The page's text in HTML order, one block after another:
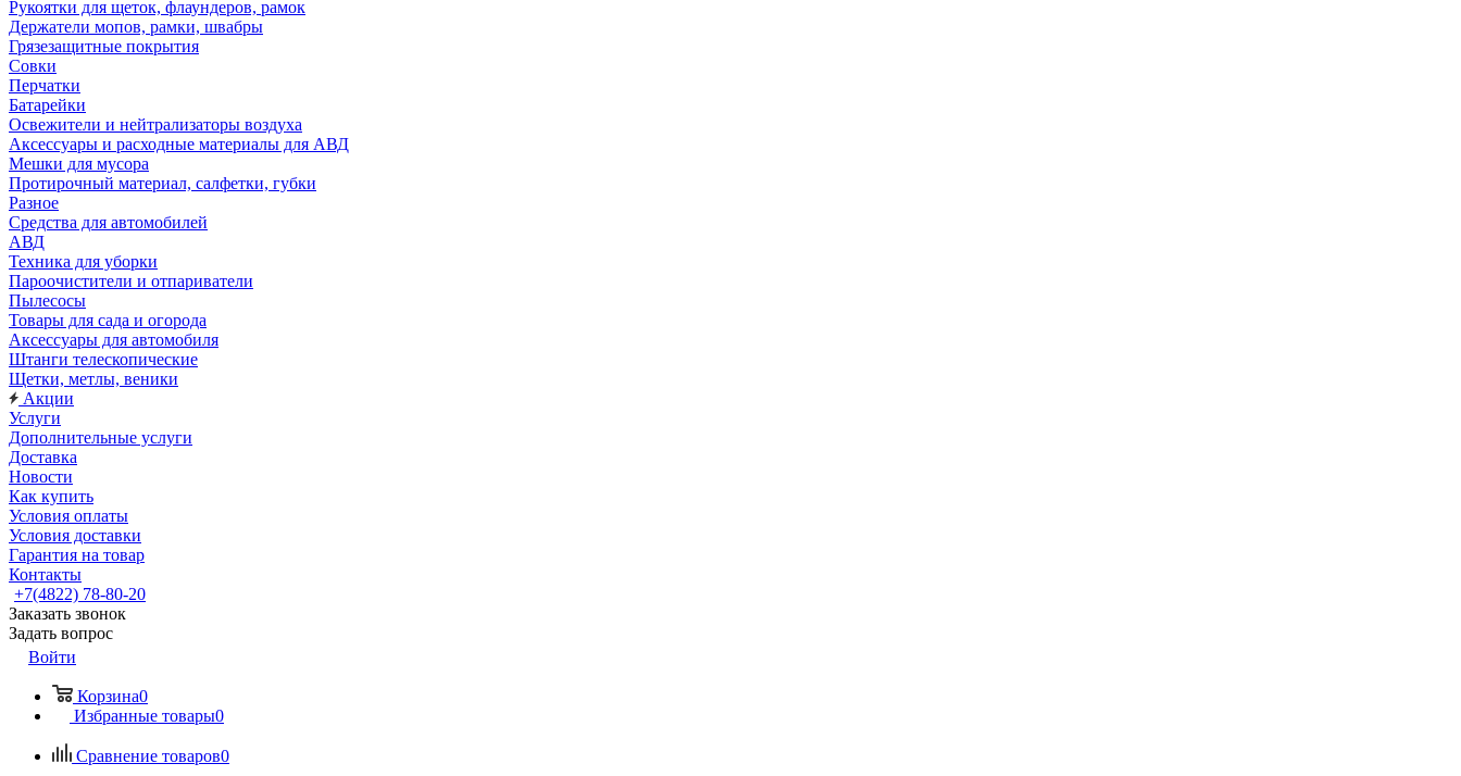
Рукоятки для щеток, флаундеров, рамок
Держатели мопов, рамки, швабры
Грязезащитные покрытия
Совки
Перчатки
Батарейки
Освежители и нейтрализаторы воздуха
Аксессуары и расходные материалы для АВД
Мешки для мусора
Протирочный материал, салфетки, губки
Разное
Средства для автомобилей
АВД
Техника для уборки
Пароочистители и отпариватели
Пылесосы
Товары для сада и огорода
Аксессуары для автомобиля
Штанги телескопические
Щетки, метлы, веники
Акции
Услуги
Дополнительные услуги
Доставка
Новости
Как купить
Условия оплаты
Условия доставки
Гарантия на товар
Контакты
+7(4822) 78-80-20
Заказать звонок
Задать вопрос
Войти
Корзина0
Избранные товары0
Сравнение товаров0